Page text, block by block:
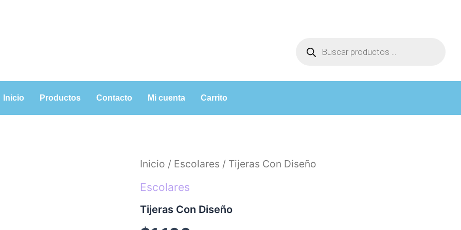
productos
Inicio Productos Contacto Mi cuenta Carrito
Inicio / Escolares / Tijeras Con Diseño
Escolares
Tijeras Con Diseño
Tijeras
Diseño
cantidad